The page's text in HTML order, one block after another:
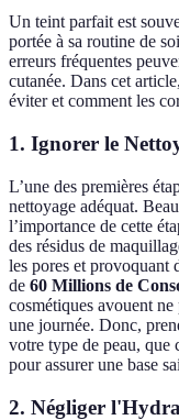
Un teint parfait est
portée à sa routine de
erreurs fréquentes
cutanée. Dans cet
éviter et comment les
1. Ignorer le
L’une des premières
nettoyage adéquat.
l’importance de cette
des résidus de
les pores et provoquant
de 60 Millions de
cosmétiques avouent
une journée. Donc,
votre type de peau, que
pour assurer une base
2. Négliger